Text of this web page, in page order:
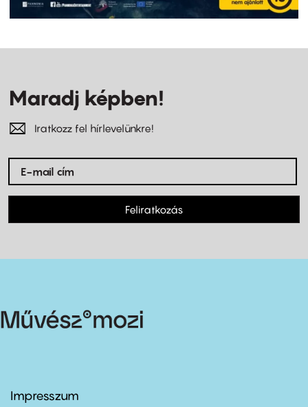
Maradj képben!
Iratkozz fel hírlevelünkre!
Feliratkozás
Footer
Impresszum